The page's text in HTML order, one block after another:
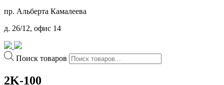
пр. Альберта Камалеева
д. 26/12, офис 14
Поиск товаров
2K-100